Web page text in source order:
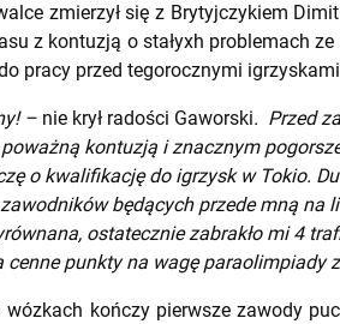
zmierzył się z Brytyjczykiem
z kontuzją o stałyxh problemach
pracy przed tegorocznymi
– nie krył radości Gaworski. Przed
kontuzją i znacznym
o kwalifikację do igrzysk w Tokio.
będących przede mną na
ostatecznie zabrakło mi 4
cenne punkty na wagę paraolimpiady
kończy pierwsze zawody